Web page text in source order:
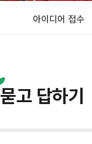
아이디어 접수
묻고 답하기